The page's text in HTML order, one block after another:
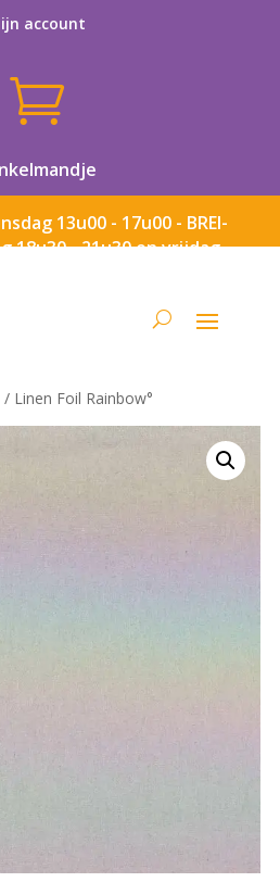
account

13u00 - 17u00 - BREI-
18u30 - 21u30 en vrijdag
/ Linen Foil Rainbow°